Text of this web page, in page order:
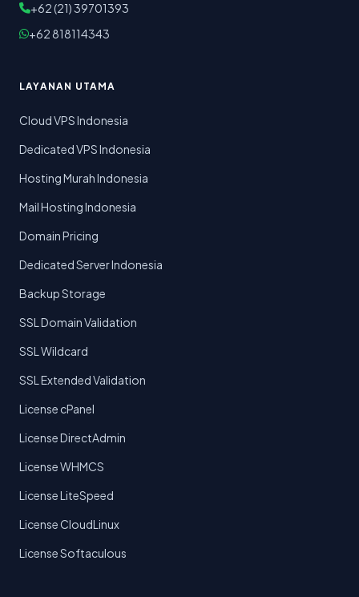
+62 (21) 39701393
+62 818114343
LAYANAN UTAMA
Cloud VPS Indonesia
Dedicated VPS Indonesia
Hosting Murah Indonesia
Mail Hosting Indonesia
Domain Pricing
Dedicated Server Indonesia
Backup Storage
SSL Domain Validation
SSL Wildcard
SSL Extended Validation
License cPanel
License DirectAdmin
License WHMCS
License LiteSpeed
License CloudLinux
License Softaculous